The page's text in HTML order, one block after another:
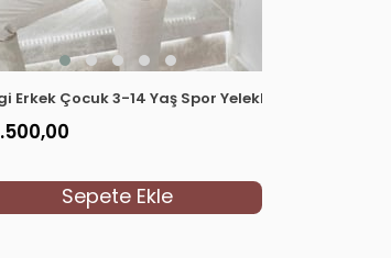
Set 20322 Beyaz
Erkek Çocuk 3-14 Yaş Spor Yelekli Ceketli Takım
Sepete Ekle